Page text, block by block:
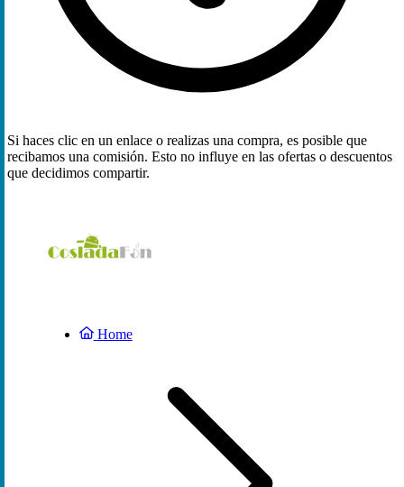
Si haces clic en un enlace o realizas una compra, es posible que
recibamos una comisión. Esto no influye en las ofertas o descuentos
que decidimos compartir.
Home